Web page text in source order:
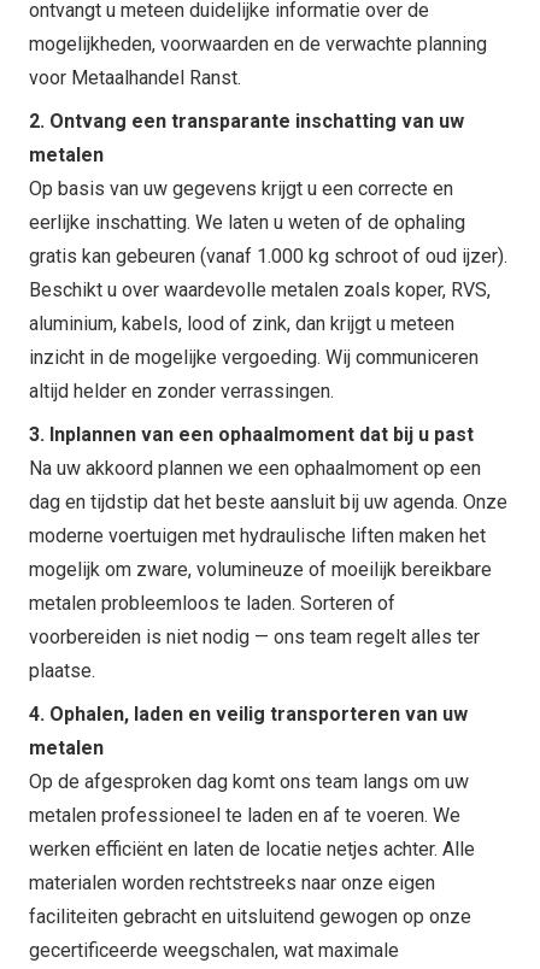
ontvangt u meteen duidelijke informatie over de
mogelijkheden, voorwaarden en de verwachte planning
voor Metaalhandel Ranst.
2. Ontvang een transparante inschatting van uw
metalen
Op basis van uw gegevens krijgt u een correcte en
eerlijke inschatting. We laten u weten of de ophaling
gratis kan gebeuren (vanaf 1.000 kg schroot of oud ijzer).
Beschikt u over waardevolle metalen zoals koper, RVS,
aluminium, kabels, lood of zink, dan krijgt u meteen
inzicht in de mogelijke vergoeding. Wij communiceren
altijd helder en zonder verrassingen.
3. Inplannen van een ophaalmoment dat bij u past
Na uw akkoord plannen we een ophaalmoment op een
dag en tijdstip dat het beste aansluit bij uw agenda. Onze
moderne voertuigen met hydraulische liften maken het
mogelijk om zware, volumineuze of moeilijk bereikbare
metalen probleemloos te laden. Sorteren of
voorbereiden is niet nodig — ons team regelt alles ter
plaatse.
4. Ophalen, laden en veilig transporteren van uw
metalen
Op de afgesproken dag komt ons team langs om uw
metalen professioneel te laden en af te voeren. We
werken efficiënt en laten de locatie netjes achter. Alle
materialen worden rechtstreeks naar onze eigen
faciliteiten gebracht en uitsluitend gewogen op onze
gecertificeerde weegschalen, wat maximale